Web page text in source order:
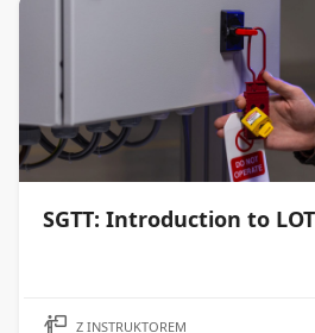
SGTT: Introduction to
WIĘCEJ
Z INSTRUKTOREM